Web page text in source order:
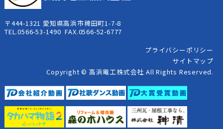
〒444-1321 愛知県高浜市稗田町1-7-8
TEL.0566-53-1490 FAX.0566-52-6777
プライバシーポリシー
サイトマップ
Copyright © 高浜電工株式会社 All Rights Reserved.